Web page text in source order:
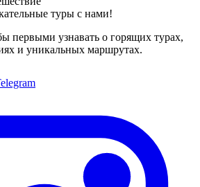
туры с нами!
первыми узнавать о горящих турах,
и уникальных маршрутах.